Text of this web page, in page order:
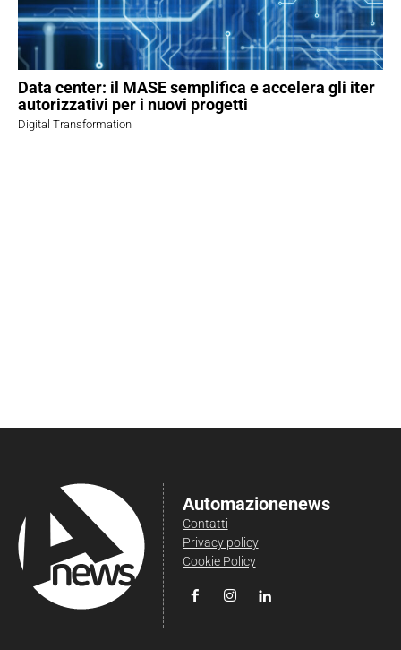
Data center: il MASE semplifica e accelera gli iter
autorizzativi per i nuovi progetti
Digital Transformation
Automazionenews
Contatti
Privacy policy
Cookie Policy